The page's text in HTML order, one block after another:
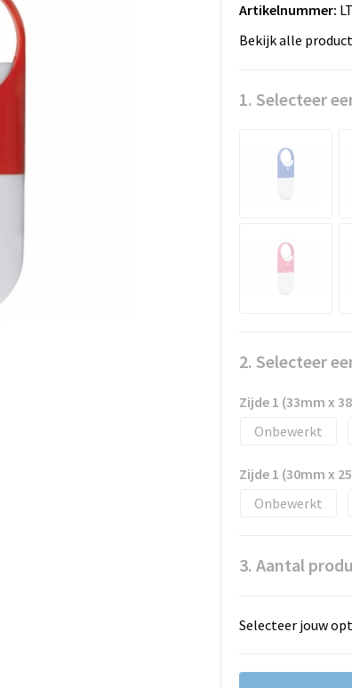
Artikelnummer:
Bekijk alle
1. Selecteer
2. Selecteer
Zijde 1 (33mm x
Onbewerkt
Zijde 1 (30mm x
Onbewerkt
3. Aantal
Selecteer jouw